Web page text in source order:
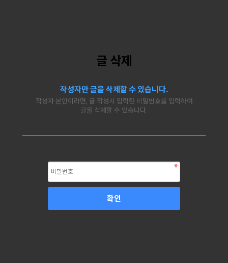
글 삭제
작성자만 글을 삭제할 수 있습니다.
작성자 본인이라면, 글 작성시 입력한 비밀번호를 입력하여
글을 삭제할 수 있습니다.